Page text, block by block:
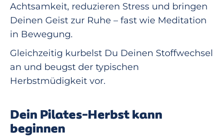
Achtsamkeit, reduzieren Stress und bringen
Deinen Geist zur Ruhe – fast wie Meditation
in Bewegung.
Gleichzeitig kurbelst Du Deinen Stoffwechsel
an und beugst der typischen
Herbstmüdigkeit vor.
Dein Pilates-Herbst kann
beginnen